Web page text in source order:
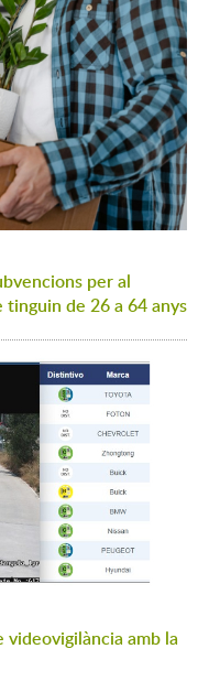
per al
de 26 a 64 anys
videovigilància amb la